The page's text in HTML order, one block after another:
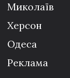
Миколаїв
Херсон
Одеса
Реклама